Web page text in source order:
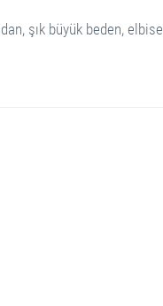
şık büyük beden, elbise